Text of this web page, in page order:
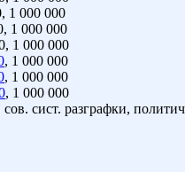
, 1 000 000
, 1 000 000
, 1 000 000
, 1 000 000
, 1 000 000
, 1 000 000
сист. разграфки,